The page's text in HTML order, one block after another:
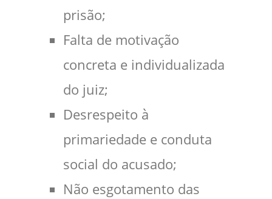
prisão;
Falta de motivação
concreta e individualizada
do juiz;
Desrespeito à
primariedade e conduta
social do acusado;
Não esgotamento das